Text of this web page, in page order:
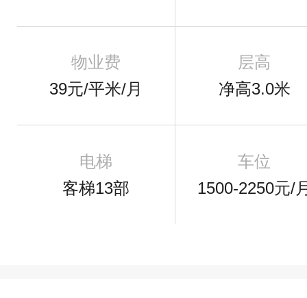
物业费
39元/平米/月
层高
净高3.0米
电梯
客梯13部
车位
1500-2250元/